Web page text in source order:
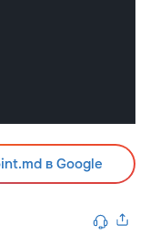
в Google